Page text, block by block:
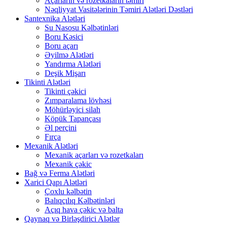
Nəqliyyat Vasitələrinin Təmiri Alətləri Dəstləri
Santexnika Alətləri
Su Nasosu Kəlbətinləri
Boru Kəsici
Boru açarı
Əyilmə Alətləri
Yandırma Alətləri
Deşik Mişarı
Tikinti Alətləri
Tikinti çəkici
Zımparalama lövhəsi
Möhürləyici silah
Köpük Tapançası
Əl perçini
Fırça
Mexanik Alətləri
Mexanik açarları və rozetkaları
Mexanik çəkic
Bağ və Ferma Alətləri
Xarici Qapı Alətləri
Çoxlu kəlbətin
Balıqçılıq Kəlbətinləri
Açıq hava çəkic və balta
Qaynaq və Birləşdirici Alətlər